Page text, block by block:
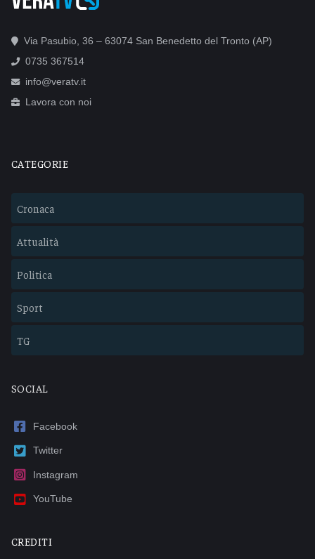
Via Pasubio, 36 – 63074 San Benedetto del Tronto (AP)
0735 367514
info@veratv.it
Lavora con noi
CATEGORIE
Cronaca
Attualità
Politica
Sport
TG
SOCIAL
Facebook
Twitter
Instagram
YouTube
CREDITI